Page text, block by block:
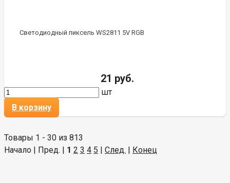
Светодиодный пиксель WS2811 5V RGB
21 руб.
шт
В корзину
Товары 1 - 30 из 813
Начало | Пред. | 1 2 3 4 5 | След. | Конец